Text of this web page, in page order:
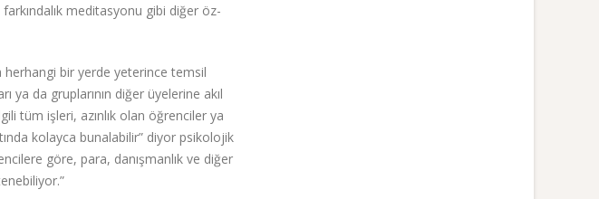
farkındalık meditasyonu gibi diğer öz-
bir yerde yeterince temsil
da gruplarının diğer üyelerine akıl
tüm işleri, azınlık olan öğrenciler ya
kolayca bunalabilir” diyor psikolojik
göre, para, danışmanlık ve diğer